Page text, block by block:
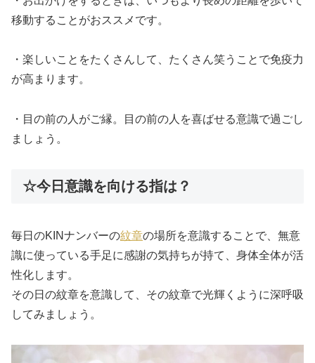
移動することがおススメです。
・楽しいことをたくさんして、たくさん笑うことで免疫力
が高まります。
・目の前の人がご縁。目の前の人を喜ばせる意識で過ごし
ましょう。
☆今日意識を向ける指は？
毎日のKINナンバーの紋章の場所を意識することで、無意
識に使っている手足に感謝の気持ちが持て、身体全体が活
性化します。
その日の紋章を意識して、その紋章で光輝くように深呼吸
してみましょう。